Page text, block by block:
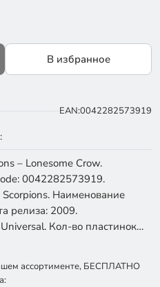
В избранное
EAN:0042282573919
– Lonesome Crow.
0042282573919.
Наименование
релиза: 2009.
Кол-во пластинок…
ассортименте, БЕСПЛАТНО